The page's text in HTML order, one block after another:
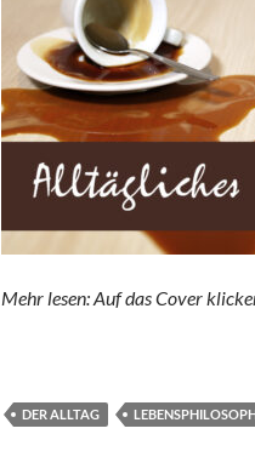
Mehr lesen: Auf das Cover
DER ALLTAG